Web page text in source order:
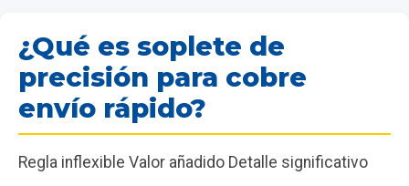
¿Qué es soplete de
precisión para cobre
envío rápido?
Regla inflexible Valor añadido Detalle significativo